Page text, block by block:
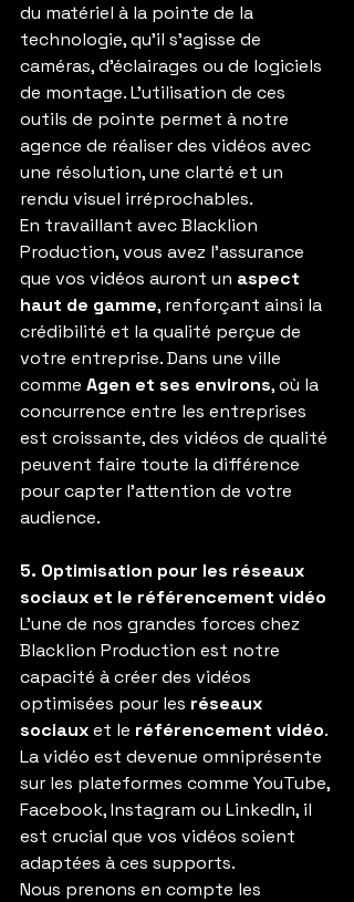
du matériel à la pointe de la
technologie, qu’il s’agisse de
caméras, d’éclairages ou de logiciels
de montage. L’utilisation de ces
outils de pointe permet à notre
agence de réaliser des vidéos avec
une résolution, une clarté et un
rendu visuel irréprochables.
En travaillant avec Blacklion
Production, vous avez l'assurance
que vos vidéos auront un aspect
haut de gamme, renforçant ainsi la
crédibilité et la qualité perçue de
votre entreprise. Dans une ville
comme Agen et ses environs, où la
concurrence entre les entreprises
est croissante, des vidéos de qualité
peuvent faire toute la différence
pour capter l'attention de votre
audience.
5. Optimisation pour les réseaux
sociaux et le référencement vidéo
L’une de nos grandes forces chez
Blacklion Production est notre
capacité à créer des vidéos
optimisées pour les réseaux
sociaux et le référencement vidéo.
La vidéo est devenue omniprésente
sur les plateformes comme YouTube,
Facebook, Instagram ou LinkedIn, il
est crucial que vos vidéos soient
adaptées à ces supports.
Nous prenons en compte les